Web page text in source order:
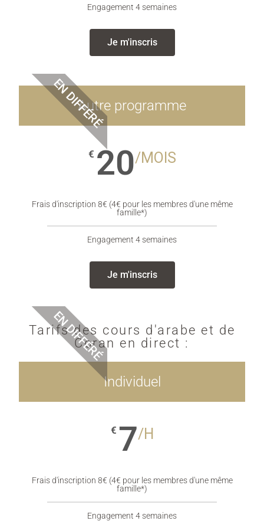
Engagement 4 semaines
Je m'inscris
EN DIFFÉRÉAutre programme
€ 20/MOIS
Frais d'inscription 8€ (4€ pour les membres d'une même
famille*)
Engagement 4 semaines
Je m'inscris
EN DIFFÉRÉ
Tarifs des cours d'arabe et de
Coran en direct :
Individuel
€ 7/H
Frais d'inscription 8€ (4€ pour les membres d'une même
famille*)
Engagement 4 semaines